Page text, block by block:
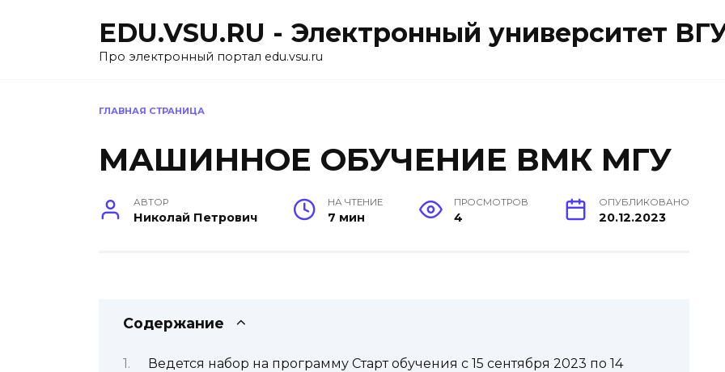
EDU.VSU.RU - Электронный университет
Про электронный портал edu.vsu.ru
ГЛАВНАЯ СТРАНИЦА
МАШИННОЕ ОБУЧЕНИЕ ВМК МГУ
АВТОР
Николай Петрович
НА ЧТЕНИЕ
7 мин
ПРОСМОТРОВ
4
ОПУБЛИКОВАНО
20.12.2023
Содержание
Ведется набор на программу Cтарт обучения с 15 сентября 2023 по 14